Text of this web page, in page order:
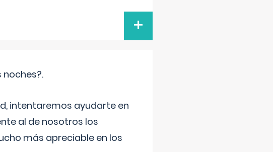
+
intentaremos ayudarte en
al de nosotros los
más apreciable en los